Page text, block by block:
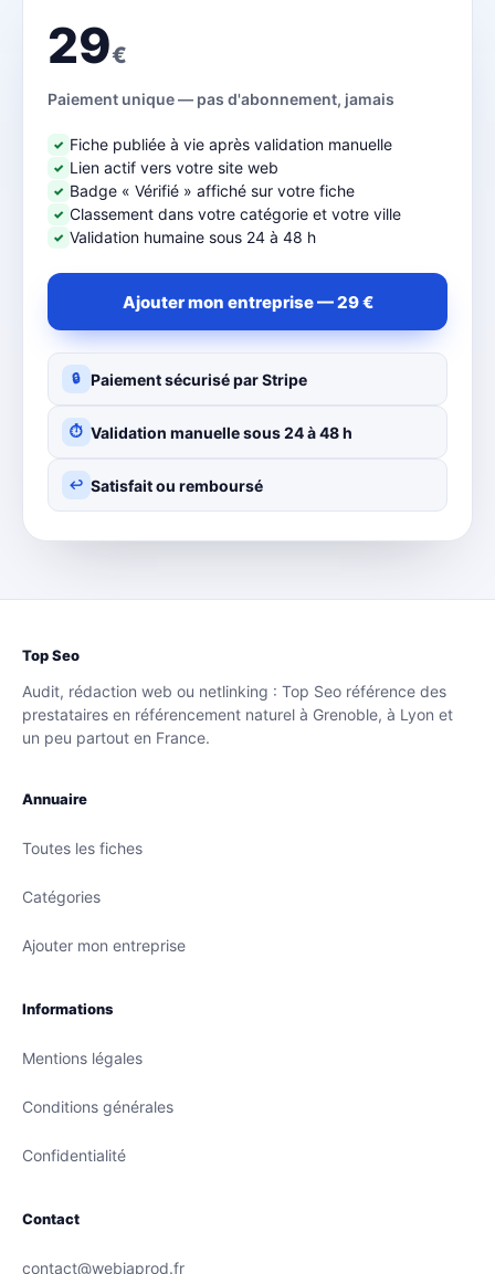
29€
Paiement unique — pas d'abonnement, jamais
✓ Fiche publiée à vie après validation manuelle
✓ Lien actif vers votre site web
✓ Badge « Vérifié » affiché sur votre fiche
✓ Classement dans votre catégorie et votre ville
✓ Validation humaine sous 24 à 48 h
Ajouter mon entreprise — 29 €
🔒 Paiement sécurisé par Stripe
⏱ Validation manuelle sous 24 à 48 h
↩ Satisfait ou remboursé
Top Seo
Audit, rédaction web ou netlinking : Top Seo référence des
prestataires en référencement naturel à Grenoble, à Lyon et
un peu partout en France.
Annuaire
Toutes les fiches
Catégories
Ajouter mon entreprise
Informations
Mentions légales
Conditions générales
Confidentialité
Contact
contact@webiaprod.fr